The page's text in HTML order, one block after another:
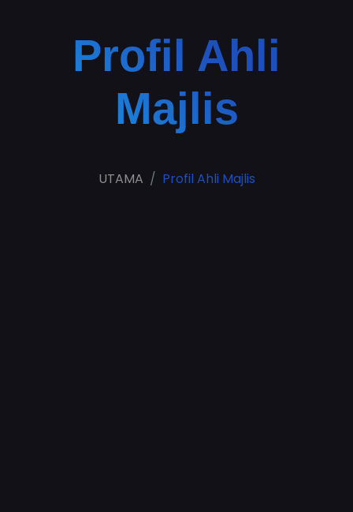
Profil Ahli
Majlis
UTAMA Profil Ahli Majlis